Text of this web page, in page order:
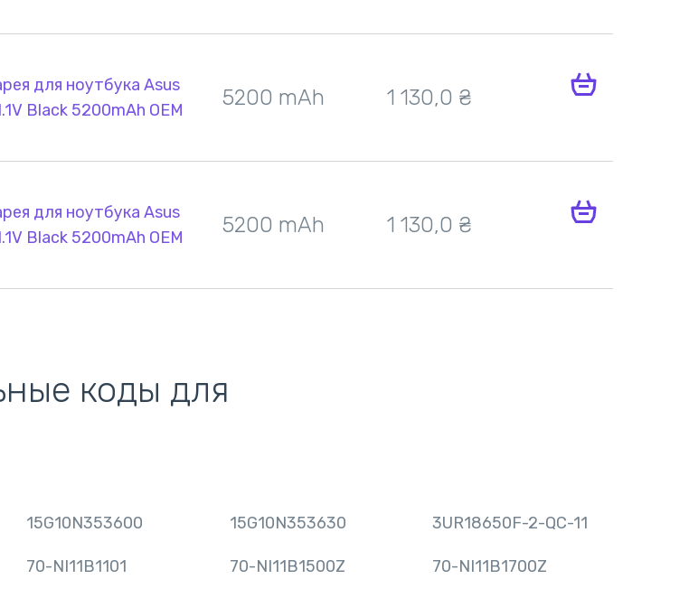
для ноутбука Asus
Black 5200mAh OEM
5200 mAh 1 130,0 ₴
для ноутбука Asus
Black 5200mAh OEM
5200 mAh 1 130,0 ₴
коды для
15G10N353600 15G10N353630 3UR18650F-2-QC-11
70-NI11B1101 70-NI11B1500Z 70-NI11B1700Z